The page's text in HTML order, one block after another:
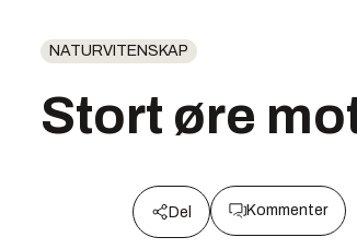
NATURVITENSKAP
Stort øre
Del Kommenter